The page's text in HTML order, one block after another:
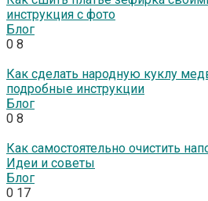
инструкция с фото
Блог
0 8
Как сделать народную куклу
подробные инструкции
Блог
0 8
Как самостоятельно очистить
Идеи и советы
Блог
0 17